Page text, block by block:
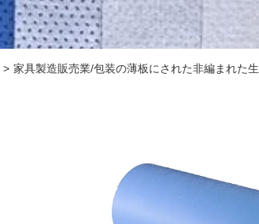
> 家具製造販売業/包装の薄板にされた非編まれた